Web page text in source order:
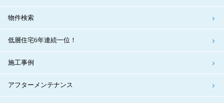
物件検索
低層住宅6年連続一位！
施工事例
アフターメンテナンス